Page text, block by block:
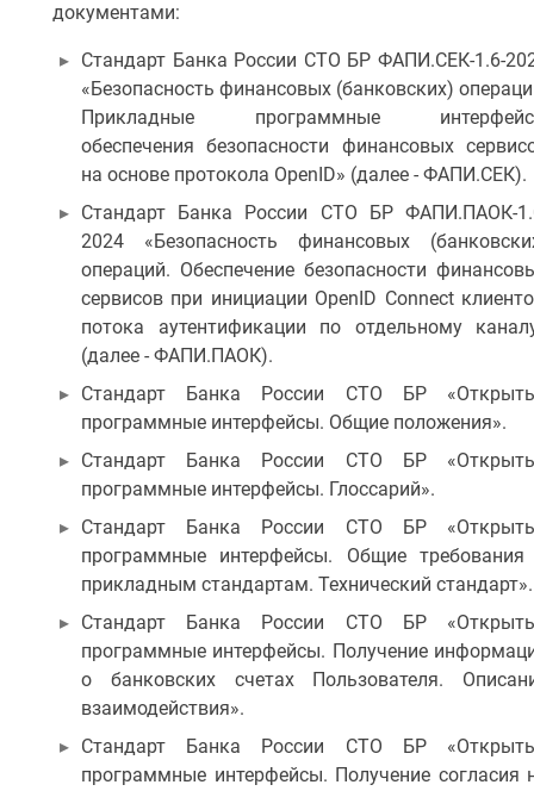
й
документами:
Стандарт Банка России СТО БР ФАПИ.СЕК-1.6-
«Безопасность финансовых (банковских)
Прикладные программные
обеспечения безопасности финансовых
на основе протокола OpenID» (далее - ФАПИ.СЕК).
Стандарт Банка России СТО БР ФАПИ.ПАОК-
2024 «Безопасность финансовых
операций. Обеспечение безопасности
сервисов при инициации OpenID Connect
потока аутентификации по отдельному
(далее - ФАПИ.ПАОК).
Стандарт Банка России СТО БР
программные интерфейсы. Общие положения».
Стандарт Банка России СТО БР
программные интерфейсы. Глоссарий».
Стандарт Банка России СТО БР
программные интерфейсы. Общие
прикладным стандартам. Технический стандарт».
Стандарт Банка России СТО БР
программные интерфейсы. Получение
о банковских счетах Пользователя.
взаимодействия».
Стандарт Банка России СТО БР
программные интерфейсы. Получение согласия